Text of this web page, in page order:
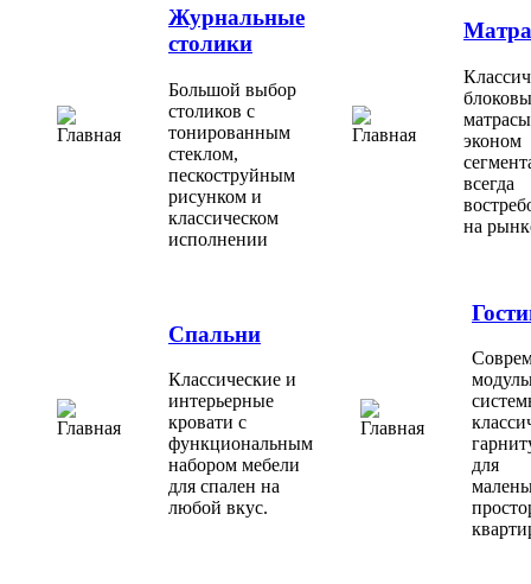
Журнальные
столики
Большой выбор
столиков с
тонированным
стеклом,
пескоструйным
рисунком и
классическом
исполнении
матрасы
эконом
всегда
на
Спальни
Классические и
интерьерные
кровати с
функциональным
набором мебели
для спален на
любой вкус.
для